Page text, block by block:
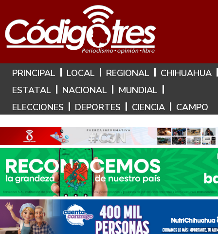
Hoy es: 8 de Agosto de 2026
PRINCIPAL LOCAL REGIONAL
CHIHUAHUA
ESTATAL
NACIONAL
MUNDIAL
ELECCIONES
DEPORTES CIENCIA CAMPO